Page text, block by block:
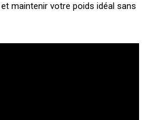
maintenir votre poids idéal sans